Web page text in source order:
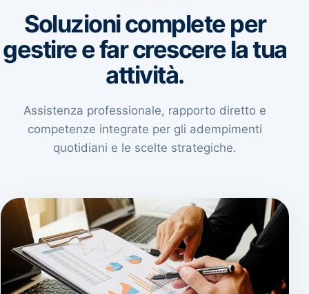
Soluzioni complete per
gestire e far crescere la tua
attività.
Assistenza professionale, rapporto diretto e
competenze integrate per gli adempimenti
quotidiani e le scelte strategiche.